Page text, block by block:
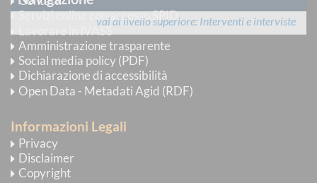
vai al livello superiore Interventi e interviste
Servizi online con accesso SPID
Lavorare in IVASS
Amministrazione trasparente
Social media policy (PDF)
Dichiarazione di accessibilità
Open Data - Metadati Agid (RDF)
Informazioni Legali
Privacy
Disclaimer
Copyright